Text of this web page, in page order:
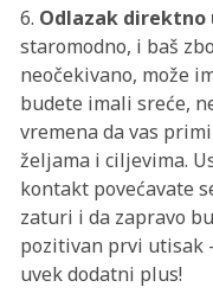
6. Odlazak direktno
staromodno, i baš
neočekivano, može
budete imali sreće,
vremena da vas
željama i ciljevima.
kontakt povećavate
zaturi i da zapravo
pozitivan prvi utisak
uvek dodatni plus!